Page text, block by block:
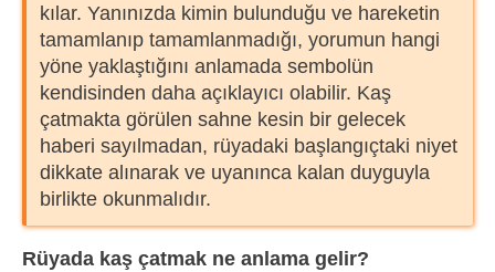
kılar. Yanınızda kimin bulunduğu ve hareketin
tamamlanıp tamamlanmadığı, yorumun hangi
yöne yaklaştığını anlamada sembolün
kendisinden daha açıklayıcı olabilir. Kaş
çatmakta görülen sahne kesin bir gelecek
haberi sayılmadan, rüyadaki başlangıçtaki niyet
dikkate alınarak ve uyanınca kalan duyguyla
birlikte okunmalıdır.
Rüyada kaş çatmak ne anlama gelir?